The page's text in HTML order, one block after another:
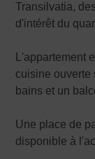
Transilvatia,
d'intérêt du
L'appartement
cuisine ouverte
bains et un
Une place de
disponible à